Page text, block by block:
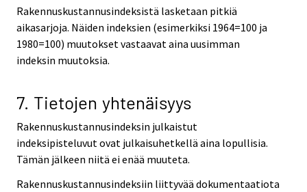
Rakennuskustannusindeksistä lasketaan pitkiä
aikasarjoja. Näiden indeksien (esimerkiksi 1964=100 ja
1980=100) muutokset vastaavat aina uusimman
indeksin muutoksia.
7. Tietojen yhtenäisyys
Rakennuskustannusindeksin julkaistut
indeksipisteluvut ovat julkaisuhetkellä aina lopullisia.
Tämän jälkeen niitä ei enää muuteta.
Rakennuskustannusindeksiin liittyvää dokumentaatiota